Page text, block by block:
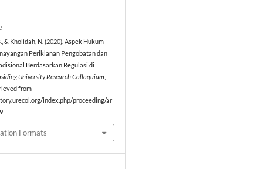
& Kholidah, N. (2020). Aspek Hukum
Periklanan Pengobatan dan
Berdasarkan Regulasi di
University Research Colloquium
from
index.php/proceeding/ar
Formats